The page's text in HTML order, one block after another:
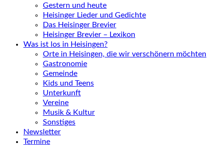
Gestern und heute
Heisinger Lieder und Gedichte
Das Heisinger Brevier
Heisinger Brevier – Lexikon
Was ist los in Heisingen?
Orte in Heisingen, die wir verschönern möchten
Gastronomie
Gemeinde
Kids und Teens
Unterkunft
Vereine
Musik & Kultur
Sonstiges
Newsletter
Termine